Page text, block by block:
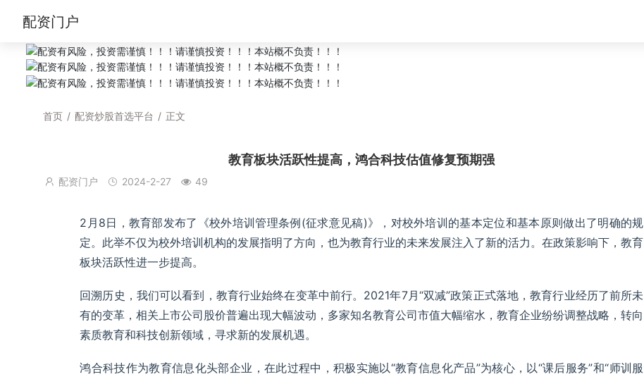
配资门户
首页 / 配资炒股首选平台 / 正文
教育板块活跃性提高，鸿合科技估值修复预期强
配资门户 2024-2-27 49
2月8日，教育部发布了《校外培训管理条例(征求意见稿)》，对校外培训的基本定位和基本原则做出了明确的规
定。此举不仅为校外培训机构的发展指明了方向，也为教育行业的未来发展注入了新的活力。在政策影响下，教育
板块活跃性进一步提高。
回溯历史，我们可以看到，教育行业始终在变革中前行。2021年7月“双减”政策正式落地，教育行业经历了前所未
有的变革，相关上市公司股价普遍出现大幅波动，多家知名教育公司市值大幅缩水，教育企业纷纷调整战略，转向
素质教育和科技创新领域，寻求新的发展机遇。
鸿合科技作为教育信息化头部企业，在此过程中，积极实施以“教育信息化产品”为核心，以“课后服务”和“师训服